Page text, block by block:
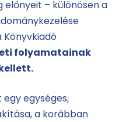
előnyeit – különösen a
Könyvkiadó
folyamatainak
egységes,
a korábban